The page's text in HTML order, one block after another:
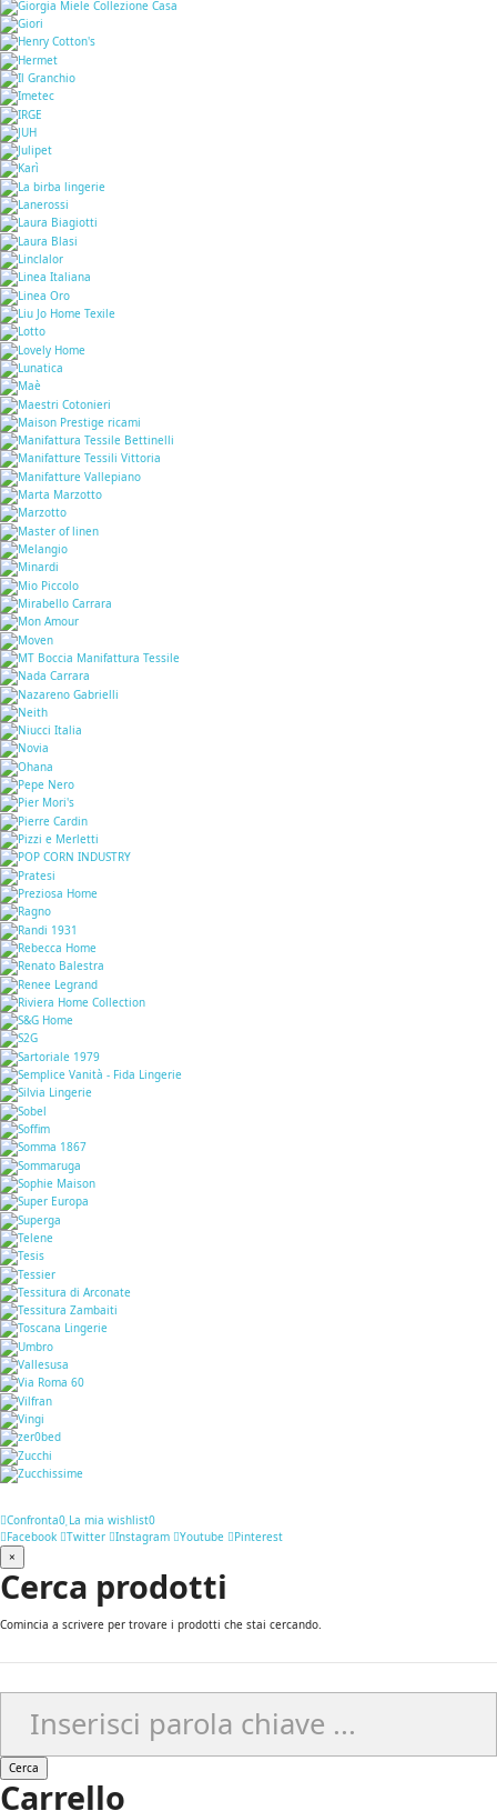
Confronta0 La mia wishlist0
Facebook
Twitter Instagram Youtube
Pinterest
×
Cerca prodotti
Comincia a scrivere per trovare i prodotti che stai cercando.
Cerca
Carrello